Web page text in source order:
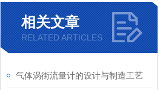
相关文章
RELATED ARTICLES
气体涡街流量计的设计与制造工艺